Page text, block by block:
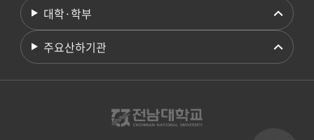
대학·학부
주요산하기관